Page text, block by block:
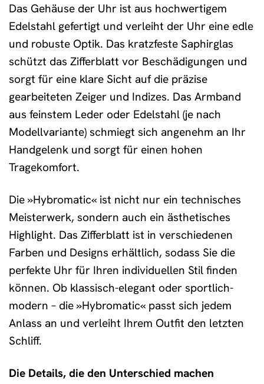
Das Gehäuse der Uhr ist aus hochwertigem
Edelstahl gefertigt und verleiht der Uhr eine edle
und robuste Optik. Das kratzfeste Saphirglas
schützt das Zifferblatt vor Beschädigungen und
sorgt für eine klare Sicht auf die präzise
gearbeiteten Zeiger und Indizes. Das Armband
aus feinstem Leder oder Edelstahl (je nach
Modellvariante) schmiegt sich angenehm an Ihr
Handgelenk und sorgt für einen hohen
Tragekomfort.
Die »Hybromatic« ist nicht nur ein technisches
Meisterwerk, sondern auch ein ästhetisches
Highlight. Das Zifferblatt ist in verschiedenen
Farben und Designs erhältlich, sodass Sie die
perfekte Uhr für Ihren individuellen Stil finden
können. Ob klassisch-elegant oder sportlich-
modern – die »Hybromatic« passt sich jedem
Anlass an und verleiht Ihrem Outfit den letzten
Schliff.
Die Details, die den Unterschied machen